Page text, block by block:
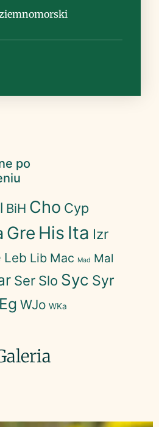
po
BiH Cho Cyp
Gre His Ita Izr
Leb Lib Mac Mad Mal
Ser Slo Syc Syr
WJo WKa